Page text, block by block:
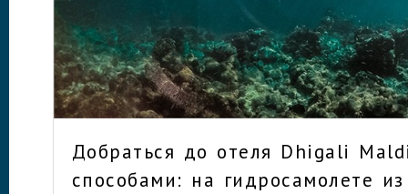
Добраться до отеля Dhigali
способами: на гидросамолете